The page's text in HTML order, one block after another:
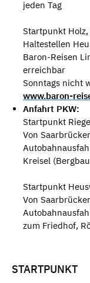
jeden Tag
Startpunkt
Haltestellen
Baron-Reisen
erreichbar
Sonntags nicht
www.baron-
Anfahrt PKW:
Startpunkt
Von
Kreisel
Startpunkt
Von
zum Friedhof,
STARTPUNKT